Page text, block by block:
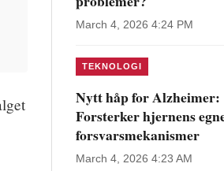
March 4, 2026 4:24 PM
TEKNOLOGI
Nytt håp for Alzheimer:
Forsterker hjernens
forsvarsmekanismer
March 4, 2026 4:23 AM